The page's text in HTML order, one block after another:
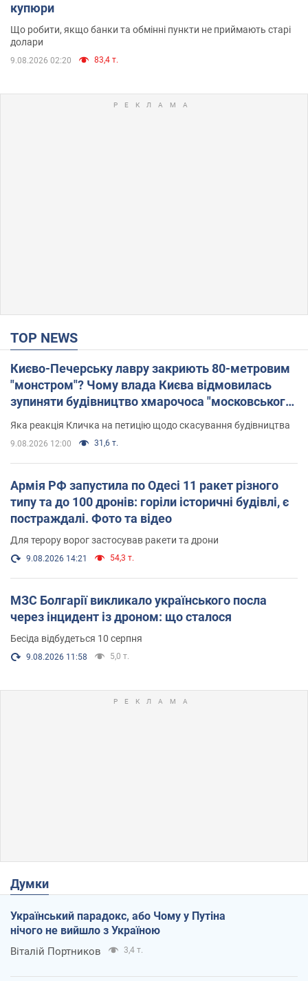
купюри
Що робити, якщо банки та обмінні пункти не приймають старі
долари
9.08.2026 02:20 83,4 т.
TOP NEWS
Києво-Печерську лавру закриють 80-метровим
"монстром"? Чому влада Києва відмовилась
зупиняти будівництво хмарочоса "московського
вірянина"
Яка реакція Кличка на петицію щодо скасування будівництва
9.08.2026 12:00 31,6 т.
Армія РФ запустила по Одесі 11 ракет різного
типу та до 100 дронів: горіли історичні будівлі, є
постраждалі. Фото та відео
Для терору ворог застосував ракети та дрони
9.08.2026 14:21 54,3 т.
МЗС Болгарії викликало українського посла
через інцидент із дроном: що сталося
Бесіда відбудеться 10 серпня
9.08.2026 11:58 5,0 т.
Думки
Український парадокс, або Чому у Путіна
нічого не вийшло з Україною
Віталій Портников 3,4 т.